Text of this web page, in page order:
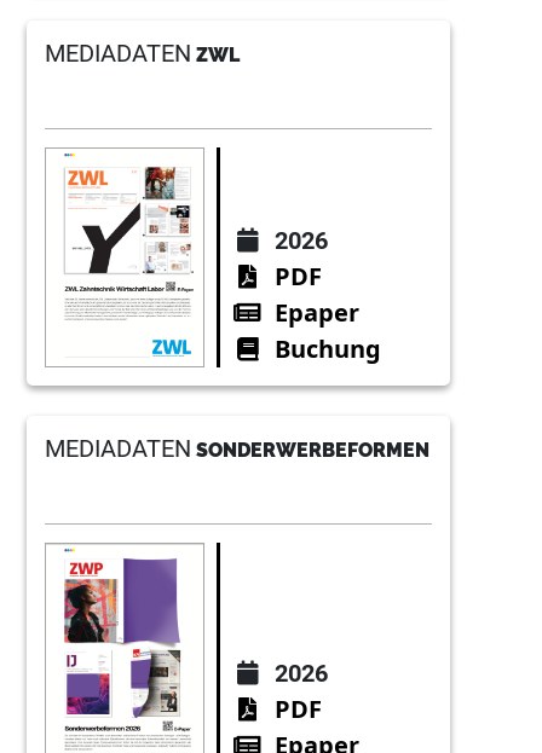
MEDIADATEN ZWL
2026
PDF
Epaper
Buchung
MEDIADATEN SONDERWERBEFORMEN
2026
PDF
Epaper